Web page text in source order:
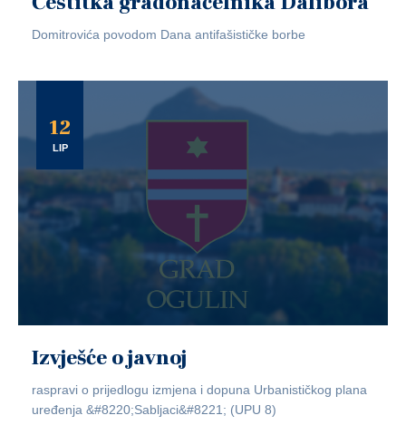
Domitrovića povodom Dana antifašističke borbe
12
LIP
Izvješće o javnoj
raspravi o prijedlogu izmjena i dopuna Urbanističkog plana
uređenja &#8220;Sabljaci&#8221; (UPU 8)